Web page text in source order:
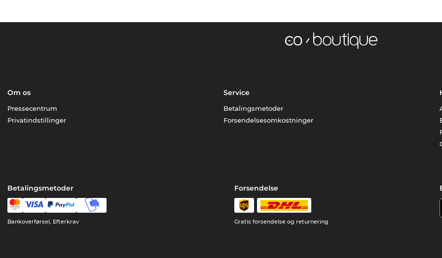
Om os
Pressecentrum
Privatindstillinger
Service
Betalingsmetoder
Forsendelsesomkostninger
Betalingsmetoder
Bankoverførsel, Efterkrav
Forsendelse
Gratis forsendelse og returnering